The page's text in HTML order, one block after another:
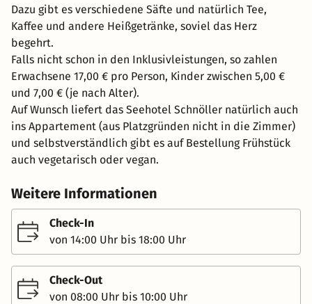
Dazu gibt es verschiedene Säfte und natürlich Tee,
Kaffee und andere Heißgetränke, soviel das Herz
begehrt.
Falls nicht schon in den Inklusivleistungen, so zahlen
Erwachsene 17,00 € pro Person, Kinder zwischen 5,00 €
und 7,00 € (je nach Alter).
Auf Wunsch liefert das Seehotel Schnöller natürlich auch
ins Appartement (aus Platzgründen nicht in die Zimmer)
und selbstverständlich gibt es auf Bestellung Frühstück
auch vegetarisch oder vegan.
Weitere Informationen
Check-In
von 14:00 Uhr bis 18:00 Uhr
Check-Out
von 08:00 Uhr bis 10:00 Uhr